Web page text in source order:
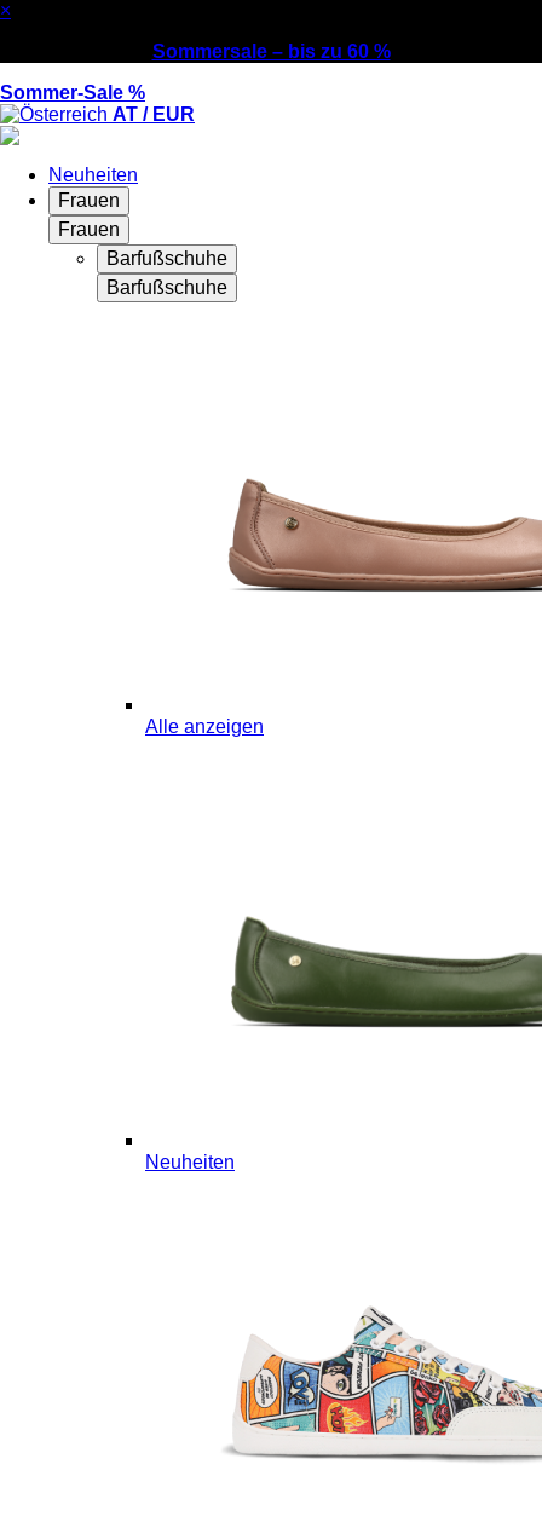
×
Sommersale – bis zu 60 %
Sommer-Sale %
AT / EUR
Neuheiten
Frauen
Frauen
Barfußschuhe
Barfußschuhe
Alle anzeigen
Neuheiten